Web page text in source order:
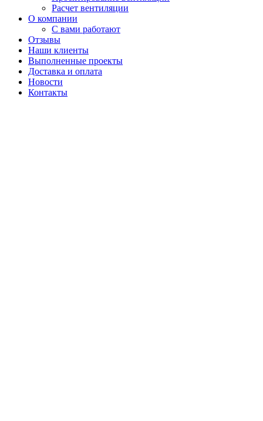
Расчет вентиляции
О компании
С вами работают
Отзывы
Наши клиенты
Выполненные проекты
Доставка и оплата
Новости
Контакты